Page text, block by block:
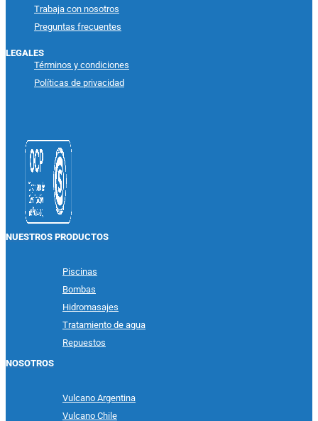
Trabaja con nosotros
Preguntas frecuentes
LEGALES
Términos y condiciones
Políticas de privacidad
NUESTROS PRODUCTOS
Piscinas
Bombas
Hidromasajes
Tratamiento de agua
Repuestos
NOSOTROS
Vulcano Argentina
Vulcano Chile